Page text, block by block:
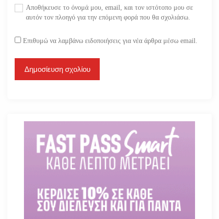
Αποθήκευσε το όνομά μου, email, και τον ιστότοπο μου σε
αυτόν τον πλοηγό για την επόμενη φορά που θα σχολιάσω.
Επιθυμώ να λαμβάνω ειδοποιήσεις για νέα άρθρα μέσω email.